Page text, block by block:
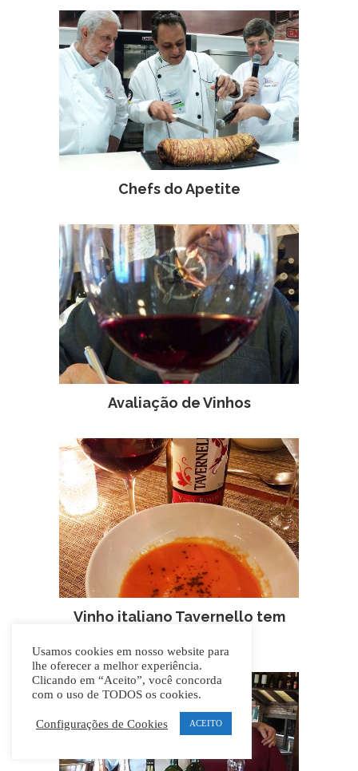
Chefs do Apetite
Avaliação de Vinhos
Vinho italiano Tavernello tem
Usamos cookies em nosso website para
lhe oferecer a melhor experiência.
Clicando em “Aceito”, você concorda
com o uso de TODOS os cookies.
Configurações de Cookies ACEITO